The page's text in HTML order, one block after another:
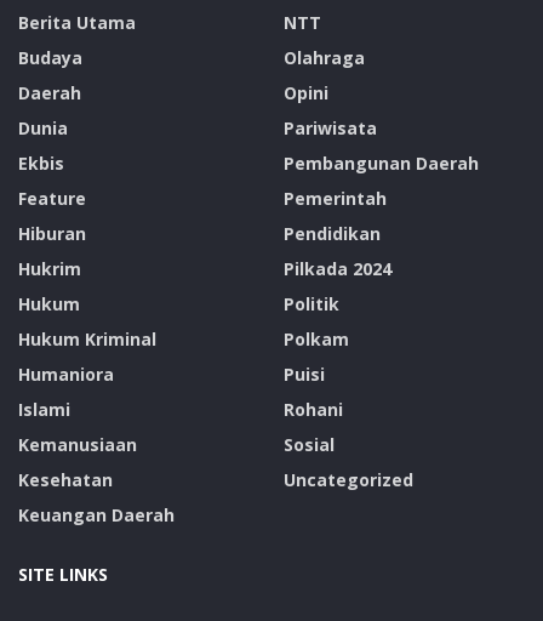
Berita Utama
Budaya
Daerah
Dunia
Ekbis
Feature
Hiburan
Hukrim
Hukum
Hukum Kriminal
Humaniora
Islami
Kemanusiaan
Kesehatan
Keuangan Daerah
NTT
Olahraga
Opini
Pariwisata
Pembangunan Daerah
Pemerintah
Pendidikan
Pilkada 2024
Politik
Polkam
Puisi
Rohani
Sosial
Uncategorized
SITE LINKS